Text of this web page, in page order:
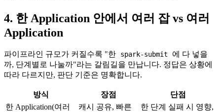
4. 한 Application 안에서 여러 잡 vs 여러
Application
파이프라인 규모가 커질수록 "한 spark-submit
에 다 넣을
까, 단계별로 나눌까"라는 갈림길을 만납니다. 정답은 상황에
따라 다르지만, 판단 기준은 명확합니다.
방식 장점
단점
한 Application(여러
캐시 공유, 빠른
한 단계 실패 시 영향,